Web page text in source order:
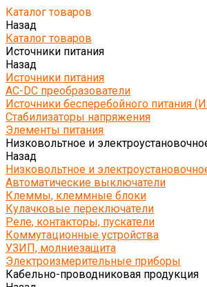
Каталог товаров
Назад
Каталог товаров
Источники питания
Назад
Источники питания
AC-DC преобразователи
Источники бесперебойного питания
Стабилизаторы напряжения
Элементы питания
Низковольтное и
Назад
Низковольтное и
Автоматические выключатели
Клеммы, клеммные блоки
Кулачковые переключатели
Реле, контакторы, пускатели
Коммутационные устройства
УЗИП, молниезащита
Электроизмерительные приборы
Кабельно-проводниковая продукция